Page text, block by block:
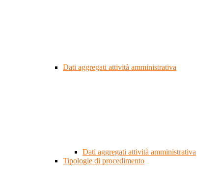
Dati aggregati attività amministrativa
Dati aggregati attività amministrativa
Tipologie di procedimento